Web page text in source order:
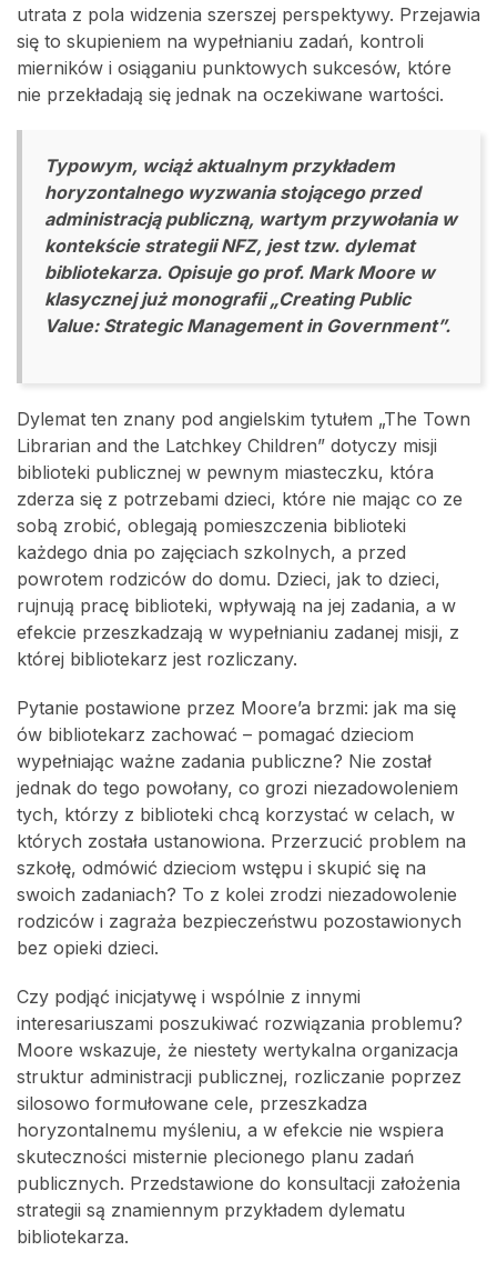
utrata z pola widzenia szerszej perspektywy. Przejawia
się to skupieniem na wypełnianiu zadań, kontroli
mierników i osiąganiu punktowych sukcesów, które
nie przekładają się jednak na oczekiwane wartości.
Typowym, wciąż aktualnym przykładem
horyzontalnego wyzwania stojącego przed
administracją publiczną, wartym przywołania w
kontekście strategii NFZ, jest tzw. dylemat
bibliotekarza. Opisuje go prof. Mark Moore w
klasycznej już monografii „Creating Public
Value: Strategic Management in Government”.
Dylemat ten znany pod angielskim tytułem „The Town
Librarian and the Latchkey Children” dotyczy misji
biblioteki publicznej w pewnym miasteczku, która
zderza się z potrzebami dzieci, które nie mając co ze
sobą zrobić, oblegają pomieszczenia biblioteki
każdego dnia po zajęciach szkolnych, a przed
powrotem rodziców do domu. Dzieci, jak to dzieci,
rujnują pracę biblioteki, wpływają na jej zadania, a w
efekcie przeszkadzają w wypełnianiu zadanej misji, z
której bibliotekarz jest rozliczany.
Pytanie postawione przez Moore’a brzmi: jak ma się
ów bibliotekarz zachować – pomagać dzieciom
wypełniając ważne zadania publiczne? Nie został
jednak do tego powołany, co grozi niezadowoleniem
tych, którzy z biblioteki chcą korzystać w celach, w
których została ustanowiona. Przerzucić problem na
szkołę, odmówić dzieciom wstępu i skupić się na
swoich zadaniach? To z kolei zrodzi niezadowolenie
rodziców i zagraża bezpieczeństwu pozostawionych
bez opieki dzieci.
Czy podjąć inicjatywę i wspólnie z innymi
interesariuszami poszukiwać rozwiązania problemu?
Moore wskazuje, że niestety wertykalna organizacja
struktur administracji publicznej, rozliczanie poprzez
silosowo formułowane cele, przeszkadza
horyzontalnemu myśleniu, a w efekcie nie wspiera
skuteczności misternie plecionego planu zadań
publicznych. Przedstawione do konsultacji założenia
strategii są znamiennym przykładem dylematu
bibliotekarza.